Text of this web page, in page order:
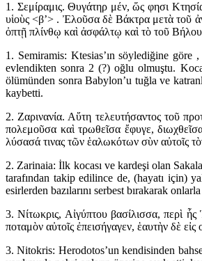
1. Σεμίραμις. Θυγάτηρ μέν, ὥς φησι
υἱοὺς <β’> . Ἐλοῦσα δὲ Βάκτρα μετὰ τοῦ
ὀπτῇ πλίνθῳ καὶ ἀσφάλτῳ καὶ τὸ τοῦ
1. Semiramis: Ktesias’ın söylediğine
evlendikten sonra 2 (?) oğlu olmuştu.
ölümünden sonra Babylon’u tuğla ve
kaybetti.
2. Ζαρινανία. Αὕτη τελευτήσαντος τοῦ
πολεμοῦσα καὶ τρωθεῖσα ἔφυγε,
λύσασά τινας τῶν ἑαλωκότων σὺν αὐτοῖς
2. Zarinaia: İlk kocası ve kardeşi olan
tarafından takip edilince de, (hayatı için)
esirlerden bazılarını serbest bırakarak
3. Νίτωκρις, Αἰγύπτου βασίλισσα, περὶ ἧς
ποταμὸν αὐτοῖς ἐπεισήγαγεν, ἑαυτὴν δὲ
3. Nitokris: Herodotos’un kendisinden